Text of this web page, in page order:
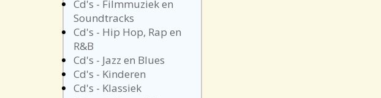
Cd's - Filmmuziek en
Soundtracks
Cd's - Hip Hop, Rap en
R&B
Cd's - Jazz en Blues
Cd's - Kinderen
Cd's - Klassiek